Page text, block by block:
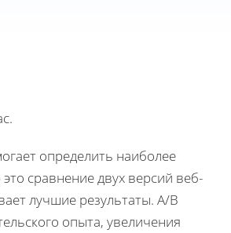
определить наиболее
сравнение двух версий веб-
лучшие результаты. A/B
опыта, увеличения